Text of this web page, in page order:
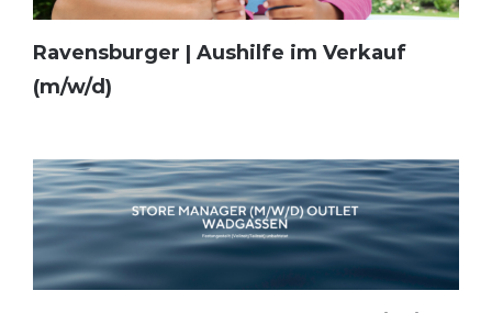
Ravensburger | Aushilfe im Verkauf
(m/w/d)